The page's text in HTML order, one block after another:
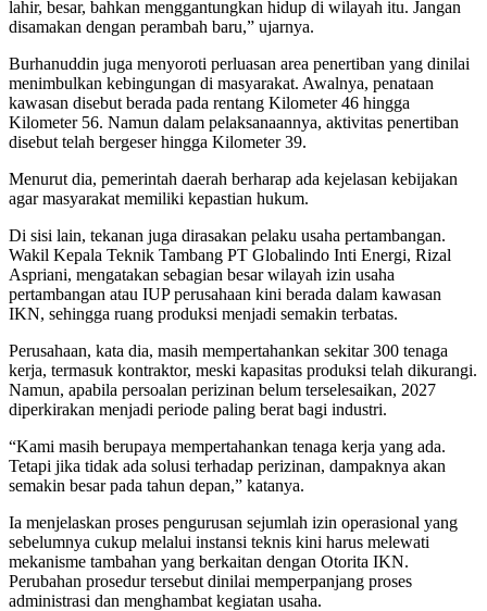
lahir, besar, bahkan menggantungkan hidup di wilayah itu. Jangan
disamakan dengan perambah baru,” ujarnya.
Burhanuddin juga menyoroti perluasan area penertiban yang dinilai
menimbulkan kebingungan di masyarakat. Awalnya, penataan
kawasan disebut berada pada rentang Kilometer 46 hingga
Kilometer 56. Namun dalam pelaksanaannya, aktivitas penertiban
disebut telah bergeser hingga Kilometer 39.
Menurut dia, pemerintah daerah berharap ada kejelasan kebijakan
agar masyarakat memiliki kepastian hukum.
Di sisi lain, tekanan juga dirasakan pelaku usaha pertambangan.
Wakil Kepala Teknik Tambang PT Globalindo Inti Energi, Rizal
Aspriani, mengatakan sebagian besar wilayah izin usaha
pertambangan atau IUP perusahaan kini berada dalam kawasan
IKN, sehingga ruang produksi menjadi semakin terbatas.
Perusahaan, kata dia, masih mempertahankan sekitar 300 tenaga
kerja, termasuk kontraktor, meski kapasitas produksi telah dikurangi.
Namun, apabila persoalan perizinan belum terselesaikan, 2027
diperkirakan menjadi periode paling berat bagi industri.
“Kami masih berupaya mempertahankan tenaga kerja yang ada.
Tetapi jika tidak ada solusi terhadap perizinan, dampaknya akan
semakin besar pada tahun depan,” katanya.
Ia menjelaskan proses pengurusan sejumlah izin operasional yang
sebelumnya cukup melalui instansi teknis kini harus melewati
mekanisme tambahan yang berkaitan dengan Otorita IKN.
Perubahan prosedur tersebut dinilai memperpanjang proses
administrasi dan menghambat kegiatan usaha.